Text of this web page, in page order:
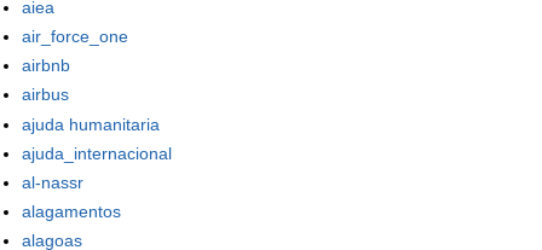
aiea
air_force_one
airbnb
airbus
ajuda humanitaria
ajuda_internacional
al-nassr
alagamentos
alagoas